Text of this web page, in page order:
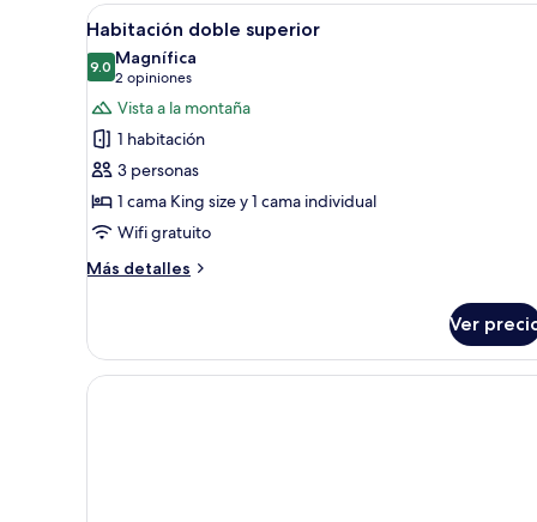
Abrir
todas
las
fotos
de
Habitación
doble
superior
Una habitación de hotel
14
Habitación doble superior
9.09.0 de 10
Magnífica
2 opiniones
(2
opiniones)
Vista a la montaña
1 habitación
3 personas
1 cama King size y 1 cama individual
Wifi gratuito
Más detalles
Más
doble
superior
Ver